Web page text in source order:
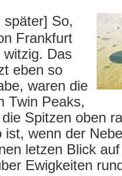
später] So,
Frankfurt
Das
eben so
waren die
Twin Peaks,
Spitzen oben
ist, wenn der
letzen Blick
Ewigkeiten